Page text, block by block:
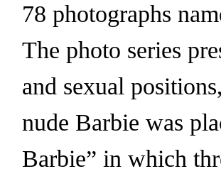
78 photographs
The photo series
and sexual
nude Barbie was
Barbie” in which